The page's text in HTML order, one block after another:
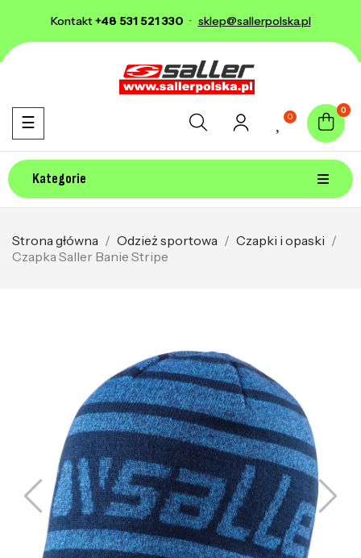
Kontakt+48 531 521 330 · sklep@sallerpolska.pl
0
0
Kategorie
Toggle navigation
☰
Strona główna Odzież sportowa
Czapki i opaski
Czapka Saller Banie Stripe